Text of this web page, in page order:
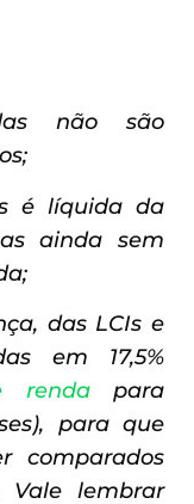
não são
é líquida da
ainda sem
das LCIs e
em 17,5%
rendapara
para que
comparados
Vale lembrar